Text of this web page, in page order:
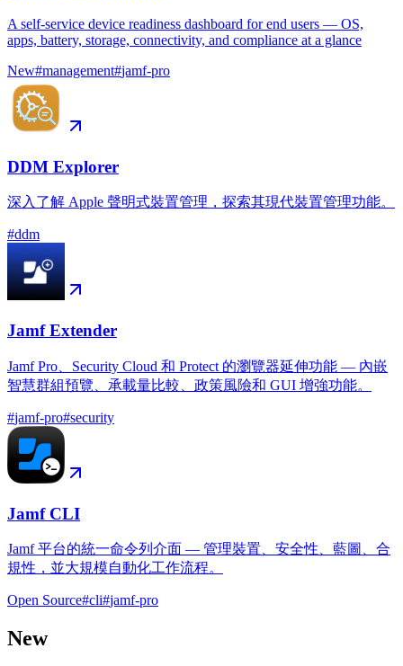
A self-service device readiness dashboard for end users — OS,
apps, battery, storage, connectivity, and compliance at a glance
New#management#jamf-pro
DDM Explorer
深入了解 Apple 聲明式裝置管理，探索其現代裝置管理功能。
#ddm
Jamf Extender
Jamf Pro、Security Cloud 和 Protect 的瀏覽器延伸功能 — 內嵌
智慧群組預覽、承載量比較、政策風險和 GUI 增強功能。
#jamf-pro#security
Jamf CLI
Jamf 平台的統一命令列介面 — 管理裝置、安全性、藍圖、合
規性，並大規模自動化工作流程。
Open Source#cli#jamf-pro
New